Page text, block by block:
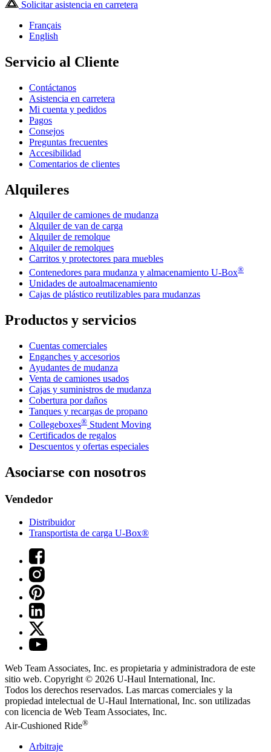
Solicitar asistencia en carretera
Français
English
Servicio al Cliente
Contáctanos
Asistencia en carretera
Mi cuenta y pedidos
Pagos
Consejos
Preguntas frecuentes
Accesibilidad
Comentarios de clientes
Alquileres
Alquiler de camiones de mudanza
Alquiler de van de carga
Alquiler de remolque
Alquiler de remolques
Carritos y protectores para muebles
Contenedores para mudanza y almacenamiento U-Box®
Unidades de autoalmacenamiento
Cajas de plástico reutilizables para mudanzas
Productos y servicios
Cuentas comerciales
Enganches y accesorios
Ayudantes de mudanza
Venta de camiones usados
Cajas y suministros de mudanza
Cobertura por daños
Tanques y recargas de propano
Collegeboxes® Student Moving
Certificados de regalos
Descuentos y ofertas especiales
Asociarse con nosotros
Vendedor
Distribuidor
Transportista de carga U-Box®
Web Team Associates, Inc. es propietaria y administradora de este
sitio web. Copyright © 2026 U-Haul International, Inc.
Todos los derechos reservados. Las marcas comerciales y la
propiedad intelectual de U-Haul International, Inc. son utilizadas
con licencia de Web Team Associates, Inc.
Air-Cushioned Ride®
Arbitraje